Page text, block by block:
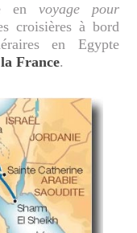
en voyage pour
croisières à bord
en Egypte
la France.